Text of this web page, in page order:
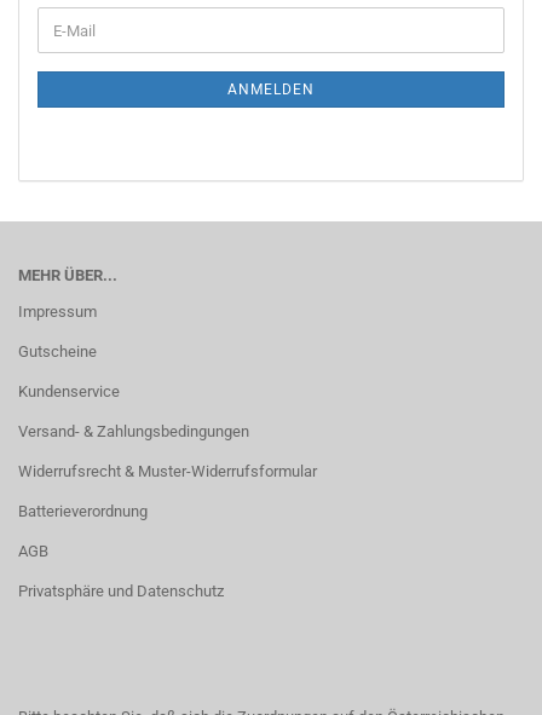
E-
Mail
ANMELDEN
MEHR ÜBER...
Impressum
Gutscheine
Kundenservice
Versand- & Zahlungsbedingungen
Widerrufsrecht & Muster-Widerrufsformular
Batterieverordnung
AGB
Privatsphäre und Datenschutz